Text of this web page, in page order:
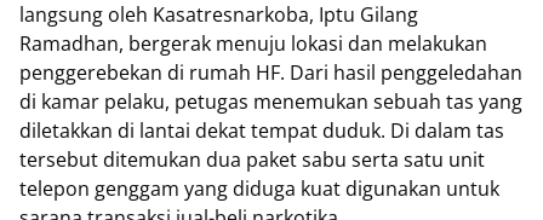
langsung oleh Kasatresnarkoba, Iptu Gilang
Ramadhan, bergerak menuju lokasi dan melakukan
penggerebekan di rumah HF. Dari hasil penggeledahan
di kamar pelaku, petugas menemukan sebuah tas yang
diletakkan di lantai dekat tempat duduk. Di dalam tas
tersebut ditemukan dua paket sabu serta satu unit
telepon genggam yang diduga kuat digunakan untuk